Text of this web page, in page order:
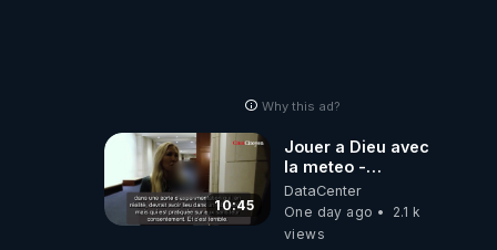
Why this ad?
10:45
Jouer a Dieu avec
la meteo -
Citoicitoyen
DataCenter
One day ago
2.1 k
views